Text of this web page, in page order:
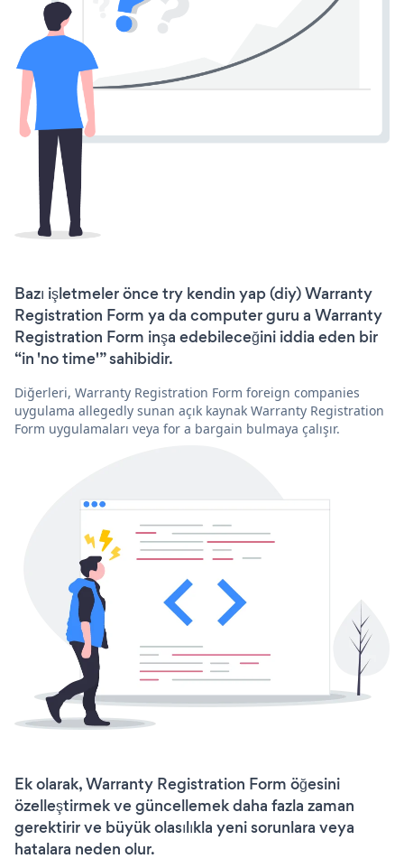
Bazı işletmeler önce try kendin yap (diy) Warranty
Registration Form ya da computer guru a Warranty
Registration Form inşa edebileceğini iddia eden bir
“in 'no time'” sahibidir.
Diğerleri, Warranty Registration Form foreign companies
uygulama allegedly sunan açık kaynak Warranty Registration
Form uygulamaları veya for a bargain bulmaya çalışır.
Ek olarak, Warranty Registration Form öğesini
özelleştirmek ve güncellemek daha fazla zaman
gerektirir ve büyük olasılıkla yeni sorunlara veya
hatalara neden olur.